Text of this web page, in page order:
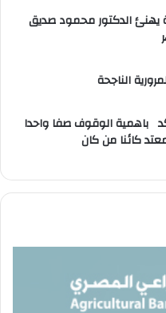
يهنئ الدكتور محمود صديق
الناجحة
باهمية الوقوف صفا واحدا
كائنا من كان